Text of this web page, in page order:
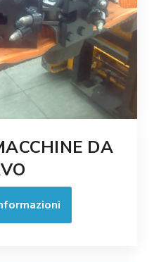
DA